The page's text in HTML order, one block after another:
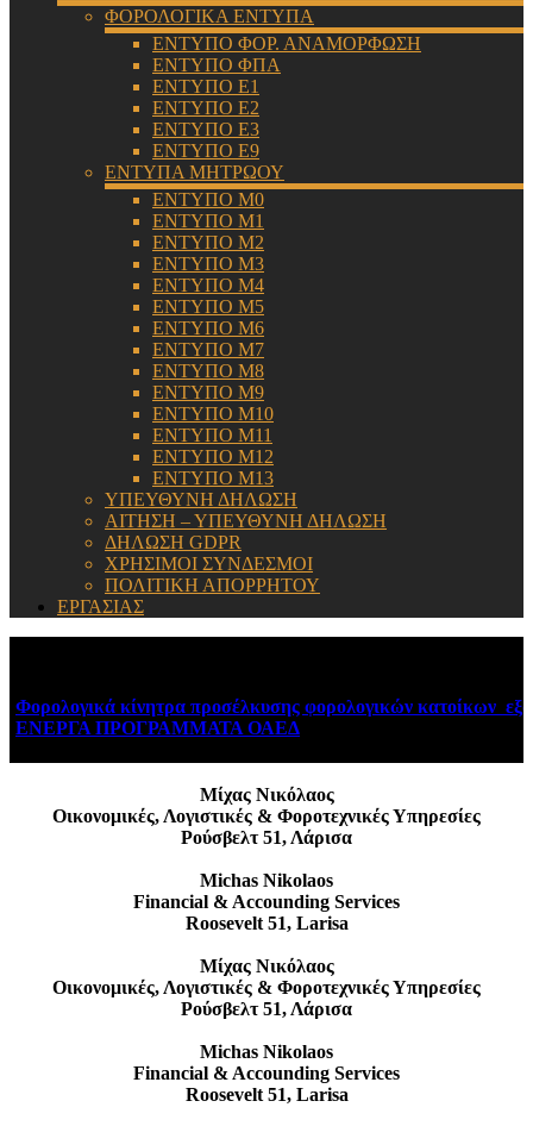
ΦΟΡΟΛΟΓΙΚΑ ΕΝΤΥΠΑ
ΕΝΤΥΠΟ ΦΟΡ. ΑΝΑΜΟΡΦΩΣΗ
ΕΝΤΥΠΟ ΦΠΑ
ΕΝΤΥΠΟ Ε1
ΕΝΤΥΠΟ Ε2
ΕΝΤΥΠΟ Ε3
ΕΝΤΥΠΟ Ε9
ΕΝΤΥΠΑ ΜΗΤΡΩΟΥ
ΕΝΤΥΠΟ Μ0
ΕΝΤΥΠΟ Μ1
ΕΝΤΥΠΟ Μ2
ΕΝΤΥΠΟ Μ3
ΕΝΤΥΠΟ Μ4
ΕΝΤΥΠΟ Μ5
ΕΝΤΥΠΟ Μ6
ΕΝΤΥΠΟ Μ7
ΕΝΤΥΠΟ Μ8
ΕΝΤΥΠΟ Μ9
ΕΝΤΥΠΟ Μ10
ΕΝΤΥΠΟ Μ11
ΕΝΤΥΠΟ Μ12
ΕΝΤΥΠΟ Μ13
ΥΠΕΥΘΥΝΗ ΔΗΛΩΣΗ
ΑΙΤΗΣΗ – ΥΠΕΥΘΥΝΗ ΔΗΛΩΣΗ
ΔΗΛΩΣΗ GDPR
ΧΡΗΣΙΜΟΙ ΣΥΝΔΕΣΜΟΙ
ΠΟΛΙΤΙΚΗ ΑΠΟΡΡΗΤΟΥ
ΕΡΓΑΣΙΑΣ
κίνητρα προσέλκυσης φορολογικών κατοίκων
ΠΡΟΓΡΑΜΜΑΤΑ ΟΑΕΔ August 6, 2026
Μίχας Νικόλαος
Οικονομικές, Λογιστικές & Φοροτεχνικές Υπηρεσίες
Ρούσβελτ 51, Λάρισα
Michas Nikolaos
Financial & Accounding Services
Roosevelt 51, Larisa
Μίχας Νικόλαος
Οικονομικές, Λογιστικές & Φοροτεχνικές Υπηρεσίες
Ρούσβελτ 51, Λάρισα
Michas Nikolaos
Financial & Accounding Services
Roosevelt 51, Larisa